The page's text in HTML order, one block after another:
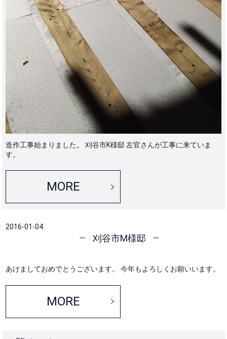
造作工事始まりました。 刈谷市K様邸 左官さんが工事に来ていま
す。
MORE
2016-01-04
刈谷市M様邸
あけましておめでとうございます。 今年もよろしくお願いいます。
MORE